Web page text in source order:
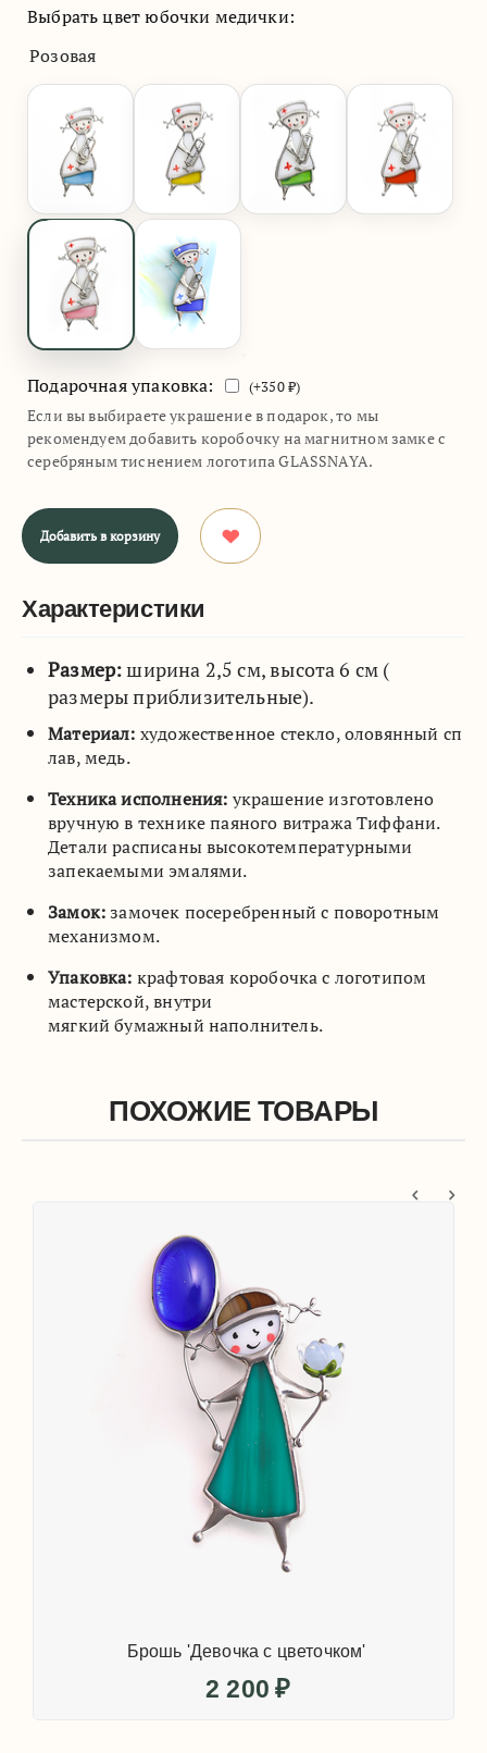
Выбрать цвет юбочки медички:
Розовая
Подарочная упаковка: (+350₽)
Если вы выбираете украшение в подарок, то мы
рекомендуем добавить коробочку на магнитном замке с
серебряным тиснением логотипа GLASSNAYA.
Добавить в корзину
Характеристики
Размер:ширина 2,5 см, высота 6 см (
размеры приблизительные).
Материал: художественное стекло, оловянный сп
лав, медь.
Техника исполнения: украшение изготовлено
вручную в технике паяного витража Тиффани.
Детали расписаны высокотемпературными
запекаемыми эмалями.
Замок:замочек посеребренный с поворотным
механизмом.
Упаковка: крафтовая коробочка с логотипом
мастерской, внутри
мягкий бумажный наполнитель.
ПОХОЖИЕ ТОВАРЫ
Брошь 'Девочка с цветочком'
2 200 ₽